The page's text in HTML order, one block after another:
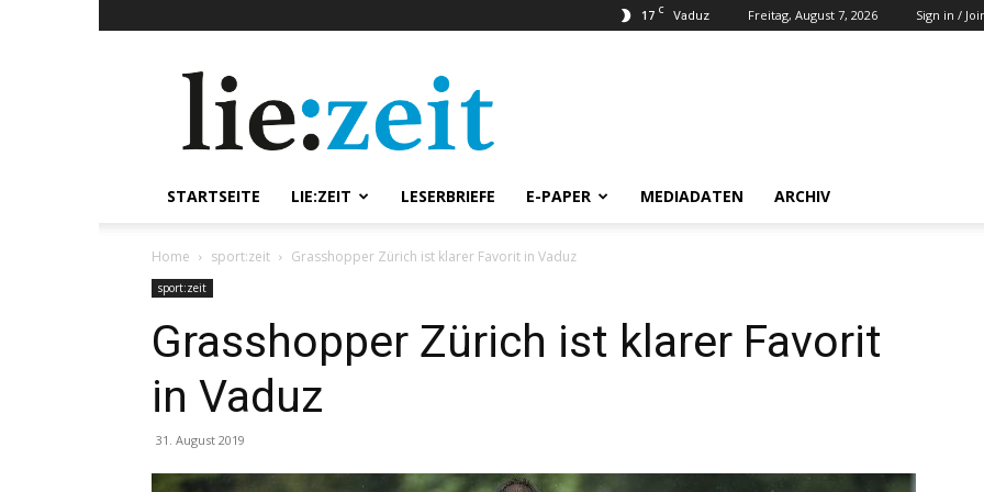
17 C Vaduz Freitag, August 7, 2026 Sign in /
STARTSEITE LIE:ZEIT LESERBRIEFE E-PAPER MEDIADATEN ARCHIV
Home sport:zeit Grasshopper Zürich ist klarer Favorit in Vaduz
sport:zeit
Grasshopper Zürich ist klarer Favorit
in Vaduz
31. August 2019